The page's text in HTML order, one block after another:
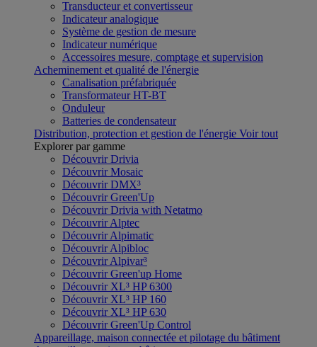
Transducteur et convertisseur
Indicateur analogique
Système de gestion de mesure
Indicateur numérique
Accessoires mesure, comptage et supervision
Acheminement et qualité de l'énergie
Canalisation préfabriquée
Transformateur HT-BT
Onduleur
Batteries de condensateur
Distribution, protection et gestion de l'énergie Voir tout
Explorer par gamme
Découvrir Drivia
Découvrir Mosaic
Découvrir DMX³
Découvrir Green'Up
Découvrir Drivia with Netatmo
Découvrir Alptec
Découvrir Alpimatic
Découvrir Alpibloc
Découvrir Alpivar³
Découvrir Green'up Home
Découvrir XL³ HP 6300
Découvrir XL³ HP 160
Découvrir XL³ HP 630
Découvrir Green'Up Control
Appareillage, maison connectée et pilotage du bâtiment